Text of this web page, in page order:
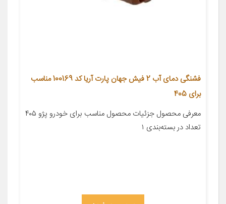
فشنگی دمای آب 2 فیش جهان پارت آریا کد 100169 مناسب
برای 405
معرفی محصول جزئیات محصول مناسب برای خودرو پژو ۴۰۵
تعداد در بسته‌بندی ۱